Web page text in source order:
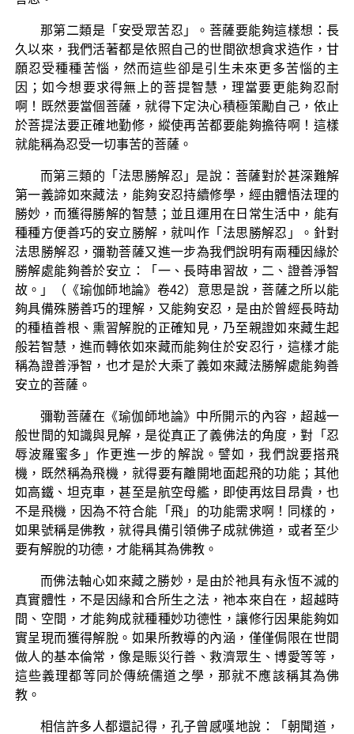
那第二類是「安受眾苦忍」。菩薩要能夠這樣想：長
久以來，我們活著都是依照自己的世間欲想貪求造作，甘
願忍受種種苦惱，然而這些卻是引生未來更多苦惱的主
因；如今想要求得無上的菩提智慧，理當要更能夠忍耐
啊！既然要當個菩薩，就得下定決心積極策勵自己，依止
於菩提法要正確地勤修，縱使再苦都要能夠擔待啊！這樣
就能稱為忍受一切事苦的菩薩。
而第三類的「法思勝解忍」是說：菩薩對於甚深難解
第一義諦如來藏法，能夠安忍持續修學，經由體悟法理的
勝妙，而獲得勝解的智慧；並且運用在日常生活中，能有
種種方便善巧的安立勝解，就叫作「法思勝解忍」。針對
法思勝解忍，彌勒菩薩又進一步為我們說明有兩種因緣於
勝解處能夠善於安立：「一、長時串習故，二、證善淨智
故。」（《瑜伽師地論》卷42）意思是說，菩薩之所以能
夠具備殊勝善巧的理解，又能夠安忍，是由於曾經長時劫
的種植善根、熏習解脫的正確知見，乃至親證如來藏生起
般若智慧，進而轉依如來藏而能夠住於安忍行，這樣才能
稱為證善淨智，也才是於大乘了義如來藏法勝解處能夠善
安立的菩薩。
彌勒菩薩在《瑜伽師地論》中所開示的內容，超越一
般世間的知識與見解，是從真正了義佛法的角度，對「忍
辱波羅蜜多」作更進一步的解說。譬如，我們說要搭飛
機，既然稱為飛機，就得要有離開地面起飛的功能；其他
如高鐵、坦克車，甚至是航空母艦，即使再炫目昂貴，也
不是飛機，因為不符合能「飛」的功能需求啊！同樣的，
如果號稱是佛教，就得具備引領佛子成就佛道，或者至少
要有解脫的功德，才能稱其為佛教。
而佛法軸心如來藏之勝妙，是由於祂具有永恆不滅的
真實體性，不是因緣和合所生之法，祂本來自在，超越時
間、空間，才能夠成就種種妙功德性，讓修行因果能夠如
實呈現而獲得解脫。如果所教導的內涵，僅僅侷限在世間
做人的基本倫常，像是賑災行善、救濟眾生、博愛等等，
這些義理都等同於傳統儒道之學，那就不應該稱其為佛
教。
相信許多人都還記得，孔子曾感嘆地說：「朝聞道，